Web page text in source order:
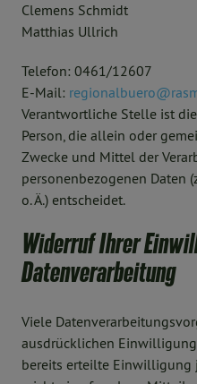
Clemens Schmidt
Matthias Ullrich
Telefon: 0461/12607
E-Mail:
Verantwortliche Stelle ist
Person, die allein oder
Zwecke und Mittel der
personenbezogenen Daten
o. Ä.) entscheidet.
Widerruf Ihrer
Datenverarbeitung
Viele
ausdrücklichen
bereits erteilte Einwilligung